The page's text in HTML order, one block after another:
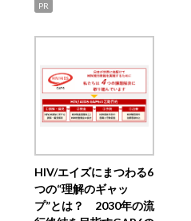
PR
HIV/エイズにまつわる6
つの“理解のギャッ
プ”とは？ 2030年の流